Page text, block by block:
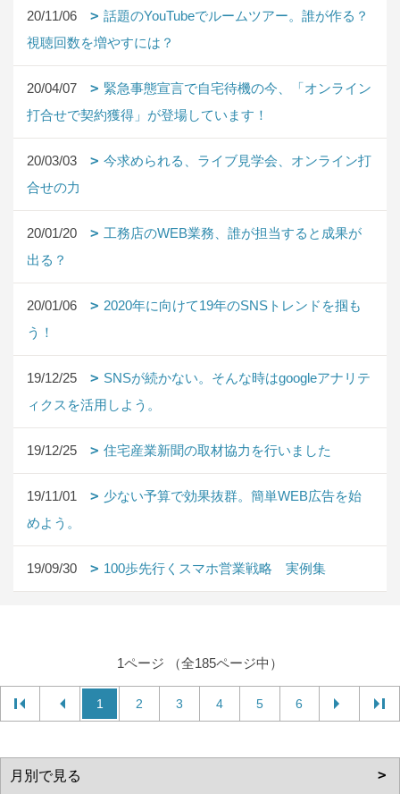
20/11/06
話題のYouTubeでルームツアー。誰が作る？
視聴回数を増やすには？
20/04/07
緊急事態宣言で自宅待機の今、「オンライン
打合せで契約獲得」が登場しています！
20/03/03
今求められる、ライブ見学会、オンライン打
合せの力
20/01/20
工務店のWEB業務、誰が担当すると成果が
出る？
20/01/06
2020年に向けて19年のSNSトレンドを掴も
う！
19/12/25
SNSが続かない。そんな時はgoogleアナリテ
ィクスを活用しよう。
19/12/25 住宅産業新聞の取材協力を行いました
19/11/01
少ない予算で効果抜群。簡単WEB広告を始
めよう。
19/09/30 100歩先行くスマホ営業戦略 実例集
1ページ （全185ページ中）
1 2 3 4 5 6